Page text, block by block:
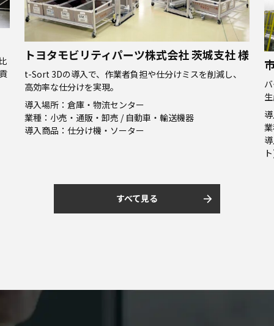
市光工業株式会社 様
バケット用自動倉庫とAGVの導入により、部品の保管から
導入場所：工場
業種：自動車・輸送機器
すべて見る arrow_forward